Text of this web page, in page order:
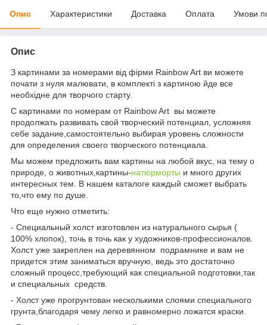
Опис Характеристики Доставка Оплата Умови
Опис
З картинами за номерами від фірми Rainbow Art ви можете
почати з нуля малювати, в комплекті з картиною йде все
необхідне для творчого старту.
С картинами по номерам от Rainbow Art вы можете
продолжать развивать свой творческий потенциал, усложняя
себе задание,самостоятельно выбирая уровень сложности
для определения своего творческого потенциала.
Мы можем предложить вам картины на любой вкус, на тему о
природе, о животных,картины-натюрморты и много других
интересных тем. В нашем каталоге каждый сможет выбрать
то,что ему по душе.
Что еще нужно отметить:
- Специальный холст изготовлен из натурального сырья (
100% хлопок), точь в точь как у художников-профессионалов.
Холст уже закреплен на деревянном подрамнике и вам не
придется этим заниматься вручную, ведь это достаточно
сложный процесс,требующий как специальной подготовки,так
и специальных средств.
- Холст уже прогрунтован несколькими слоями специального
грунта,благодаря чему легко и равномерно ложатся краски.